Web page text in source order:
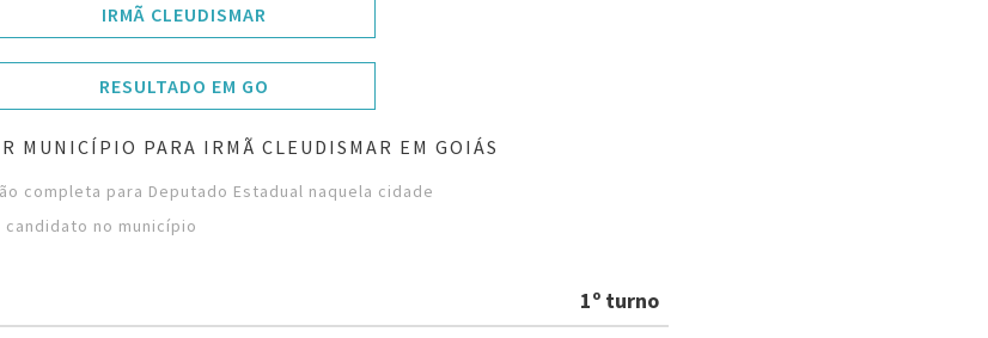
IRMÃ CLEUDISMAR
RESULTADO EM GO
MUNICÍPIO PARA IRMÃ CLEUDISMAR EM GOIÁS
completa para Deputado Estadual naquela cidade
no município
1º turno